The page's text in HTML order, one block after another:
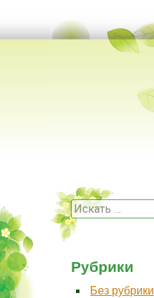
Поиск
Рубрики
Без рубрики